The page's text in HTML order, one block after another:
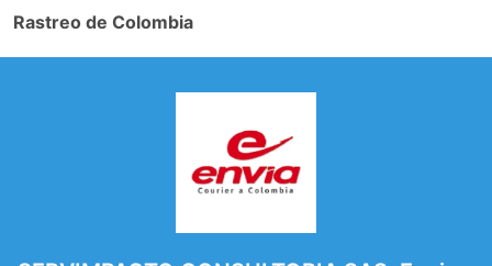
Rastreo de Colombia